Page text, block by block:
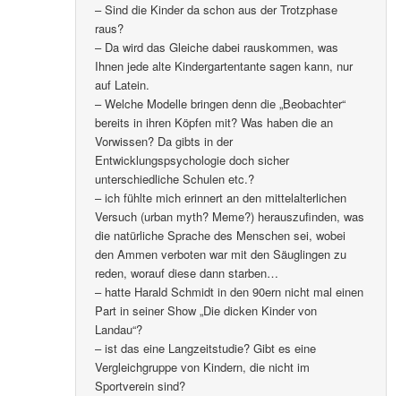
– Sind die Kinder da schon aus der Trotzphase
raus?
– Da wird das Gleiche dabei rauskommen, was
Ihnen jede alte Kindergartentante sagen kann, nur
auf Latein.
– Welche Modelle bringen denn die „Beobachter“
bereits in ihren Köpfen mit? Was haben die an
Vorwissen? Da gibts in der
Entwicklungspsychologie doch sicher
unterschiedliche Schulen etc.?
– ich fühlte mich erinnert an den mittelalterlichen
Versuch (urban myth? Meme?) herauszufinden, was
die natürliche Sprache des Menschen sei, wobei
den Ammen verboten war mit den Säuglingen zu
reden, worauf diese dann starben…
– hatte Harald Schmidt in den 90ern nicht mal einen
Part in seiner Show „Die dicken Kinder von
Landau“?
– ist das eine Langzeitstudie? Gibt es eine
Vergleichgruppe von Kindern, die nicht im
Sportverein sind?